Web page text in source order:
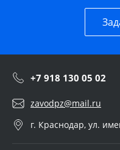
+7 918 130 05 02
zavodpz@mail.ru
г. Краснодар, ул.